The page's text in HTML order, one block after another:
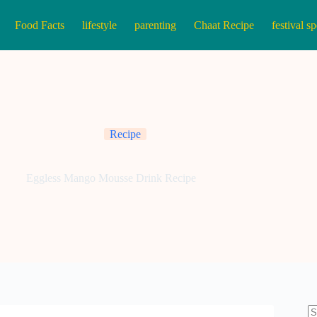
Food Facts lifestyle parenting Chaat Recipe festival
Recipe
Eggless Mango Mousse Drink Recipe